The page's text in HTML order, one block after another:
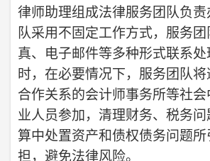
律师助理组成法律服务团队负责
队采用不固定工作方式，服务
真、电子邮件等多种形式联系处
时，在必要情况下，服务团队
合作关系的会计师事务所等社
业人员参加，清理财务、税务
算中处置资产和债权债务问题所
担，避免法律风险。